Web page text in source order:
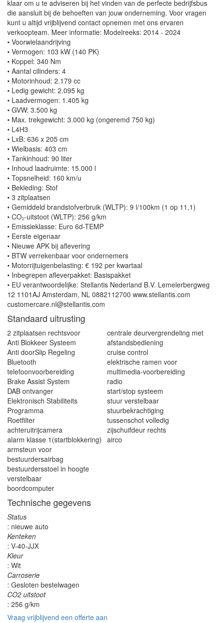
klaar om u te adviseren bij het vinden van de perfecte bedrijfsbus
die aansluit bij de behoeften van jouw onderneming. Voor vragen
kunt u altijd vrijblijvend contact opnemen met ons ervaren
verkoopteam. Meer informatie: Modelreeks: 2014 - 2024
• Voorwielaandrijving
• Vermogen: 103 kW (140 PK)
• Koppel: 340 Nm
• Aantal cilinders: 4
• Motorinhoud: 2.179 cc
• Ledig gewicht: 2.095 kg
• Laadvermogen: 1.405 kg
• GVW: 3.500 kg
• Max. trekgewicht: 3.000 kg (ongeremd 750 kg)
• L4H3
• LxB: 636 x 205 cm
• Wielbasis: 403 cm
• Tankinhoud: 90 liter
• Inhoud laadruimte: 15.000 l
• Topsnelheid: 160 km/u
• Bekleding: Stof
• 3 zitplaatsen
• Gemiddeld brandstofverbruik (WLTP): 9 l/100km (1 op 11,1)
• CO₂-uitstoot (WLTP): 256 g/km
• Emissieklasse: Euro 6d-TEMP
• Eerste eigenaar
• Nieuwe APK bij aflevering
• BTW verrekenbaar voor ondernemers
• Motorrijtuigenbelasting: € 192 per kwartaal
• Inbegrepen afleverpakket: Basispakket
• EU verantwoordelijke: Stellantis Nederland B.V. Lemelerbergweg
12 1101AJ Amsterdam, NL 0882112700 www.stellantis.com
customercare.nl@stellantis.com
Standaard uitrusting
2 zitplaatsen rechtsvoor
Anti Blokkeer Systeem
Anti doorSlip Regeling
Bluetooth
telefoonvoorbereiding
Brake Assist System
DAB ontvanger
Elektronisch Stabiliteits
Programma
Roetfilter
achteruitrijcamera
alarm klasse 1(startblokkering)
armsteun voor
bestuurdersairbag
bestuurdersstoel in hoogte
verstelbaar
boordcomputer
centrale deurvergrendeling met
afstandsbediening
cruise control
elektrische ramen voor
multimedia-voorbereiding
radio
start/stop systeem
stuur verstelbaar
stuurbekrachtiging
tussenschot volledig
zijschuifdeur rechts
airco
Technische gegevens
Status
: nieuwe auto
Kenteken
: V-40-JJX
Kleur
: Wit
Carroserie
: Gesloten bestelwagen
CO2 uitstoot
: 256 g/km
Vraag vrijblijvend een offerte aan